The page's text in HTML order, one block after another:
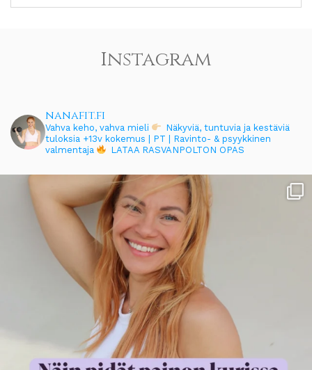
Instagram
nanafit.fi
Vahva keho, vahva mieli
Näkyviä, tuntuvia ja kestäviä
tuloksia +13v kokemus | PT | Ravinto- & psyykkinen
valmentaja
LATAA RASVANPOLTON OPAS